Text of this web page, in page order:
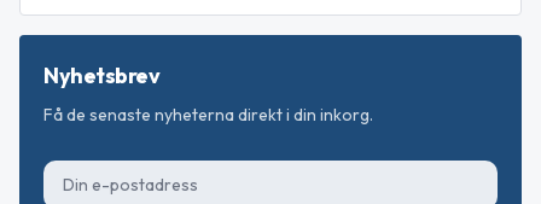
Nyhetsbrev
Få de senaste nyheterna direkt i din inkorg.